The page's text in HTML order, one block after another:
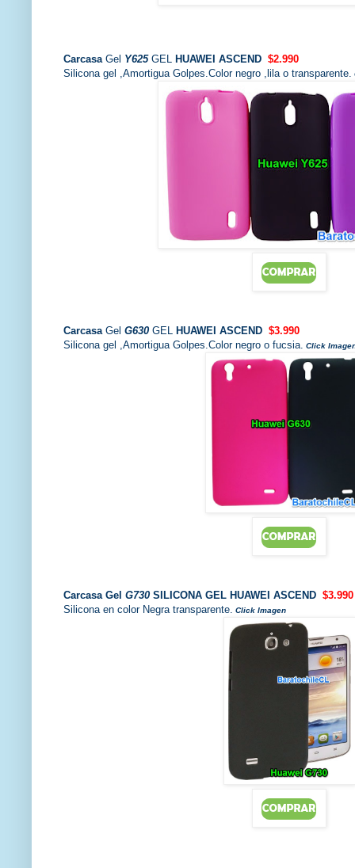
Carcasa Gel Y625 GEL HUAWEI ASCEND $2.990
Silicona gel ,Amortigua Golpes.Color negro ,lila o transparente.
Carcasa Gel G630 GEL HUAWEI ASCEND $3.990
Silicona gel ,Amortigua Golpes.Color negro o fucsia. Click
Carcasa Gel G730 SILICONA GEL HUAWEI ASCEND $3.990
Silicona en color Negra transparente. Click Imagen